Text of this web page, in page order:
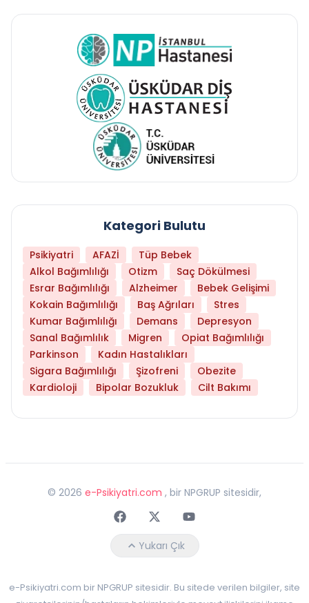
Kategori Bulutu
Psikiyatri AFAZİ
Tüp Bebek
Alkol Bağımlılığı
Otizm
Saç Dökülmesi
Esrar Bağımlılığı
Alzheimer
Bebek Gelişimi
Kokain Bağımlılığı
Baş Ağrıları
Stres
Kumar Bağımlılığı
Demans
Depresyon
Sanal Bağımlılık
Migren
Opiat Bağımlılığı
Parkinson
Kadın Hastalıkları
Sigara Bağımlılığı
Şizofreni
Obezite
Kardioloji
Bipolar Bozukluk Cilt Bakımı
© 2026 e-Psikiyatri.com , bir NPGRUP sitesidir,
FaceebokTwitterYoutube
Yukarı Çık
e-Psikiyatri.com bir NPGRUP sitesidir. Bu sitede verilen bilgiler, site